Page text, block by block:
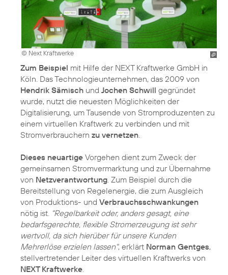
© Next Kraftwerke
Zum Beispiel mit Hilfe der NEXT Kraftwerke GmbH in
Köln. Das Technologieunternehmen, das 2009 von
Hendrik Sämisch und Jochen Schwill gegründet
wurde, nutzt die neuesten Möglichkeiten der
Digitalisierung, um Tausende von Stromproduzenten zu
einem virtuellen Kraftwerk zu verbinden und mit
Stromverbrauchern zu vernetzen.
Dieses neuartige Vorgehen dient zum Zweck der
gemeinsamen Stromvermarktung und zur Übernahme
von Netzverantwortung. Zum Beispiel durch die
Bereitstellung von Regelenergie, die zum Ausgleich
von Produktions- und Verbrauchsschwankungen
nötig ist. "Regelbarkeit oder, anders gesagt, eine
bedarfsgerechte, flexible Stromerzeugung ist sehr
wertvoll, da sich hierüber für unsere Kunden
Mehrerlöse erzielen lassen", erklärt Norman Gentges,
stellvertretender Leiter des virtuellen Kraftwerks von
NEXT Kraftwerke.